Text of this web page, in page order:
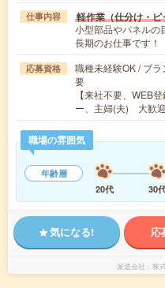
仕事内容 軽作業（仕分け・
小型部品やパネルの
長期のお仕事です
応募資格
職種未経験OK / ブ
要
【来社不要、WEB
ー、主婦(夫) 大歓
職場の雰囲気
年齢層
20代
30
気になる! 応
派遣会社 株